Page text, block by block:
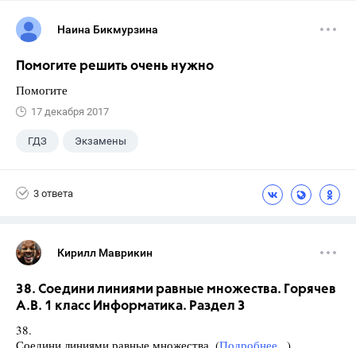
Наина Бикмурзина
Помогите решить очень нужно
Помогите
17 декабря 2017
ГДЗ Экзамены
3 ответа
Кирилл Маврикин
38. Соедини линиями равные множества. Горячев
А.В. 1 класс Информатика. Раздел 3
38.
Соедини линиями равные множества. (Подробнее...)